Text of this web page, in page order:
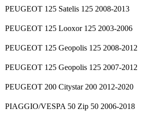
PEUGEOT 125 Satelis 125 2008-2013
PEUGEOT 125 Looxor 125 2003-2006
PEUGEOT 125 Geopolis 125 2008-2012
PEUGEOT 125 Geopolis 125 2007-2012
PEUGEOT 200 Citystar 200 2012-2020
PIAGGIO/VESPA 50 Zip 50 2006-2018